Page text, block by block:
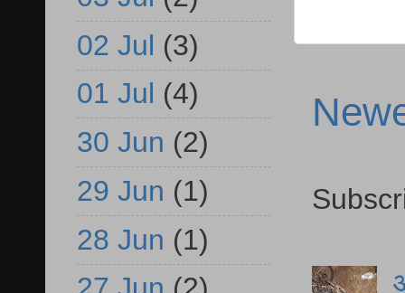
02 Jul (3)
01 Jul (4)
30 Jun (2)
29 Jun (1)
28 Jun (1)